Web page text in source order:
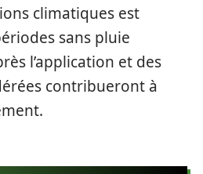
climatiques est
sans pluie
l’application et des
contribueront à